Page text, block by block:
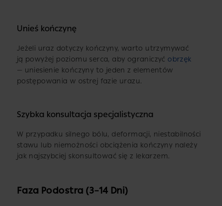
Unieś kończynę
Jeżeli uraz dotyczy kończyny, warto utrzymywać
ją powyżej poziomu serca, aby ograniczyć obrzęk
— uniesienie kończyny to jeden z elementów
postępowania w ostrej fazie urazu.
Szybka konsultacja specjalistyczna
W przypadku silnego bólu, deformacji, niestabilności
stawu lub niemożności obciążenia kończyny należy
jak najszybciej skonsultować się z lekarzem.
Faza Podostra (3–14 Dni)